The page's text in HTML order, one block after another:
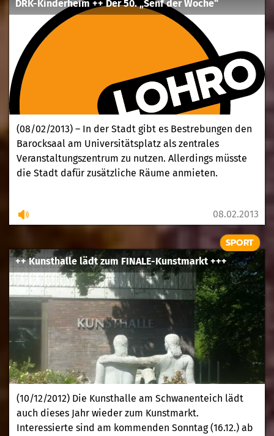
DRK-Kinderheim ++ Der 50. „Senf der Woche“
(08/02/2013) – In der Stadt gibt es Bestrebungen den
Barocksaal am Universitätsplatz als zentrales
Veranstaltungszentrum zu nutzen. Allerdings müsste
die Stadt dafür zusätzliche Räume anmieten.
08.02.2013
++ Kunsthalle lädt zum FINALE-Kunstmarkt +++
SPORT
(10/12/2012) Die Kunsthalle am Schwanenteich lädt
auch dieses Jahr wieder zum Kunstmarkt.
Interessierte sind am kommenden Sonntag (16.12.) ab